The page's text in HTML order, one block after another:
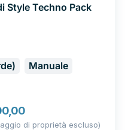
Style Techno Pack
Manuale
di proprietà escluso)